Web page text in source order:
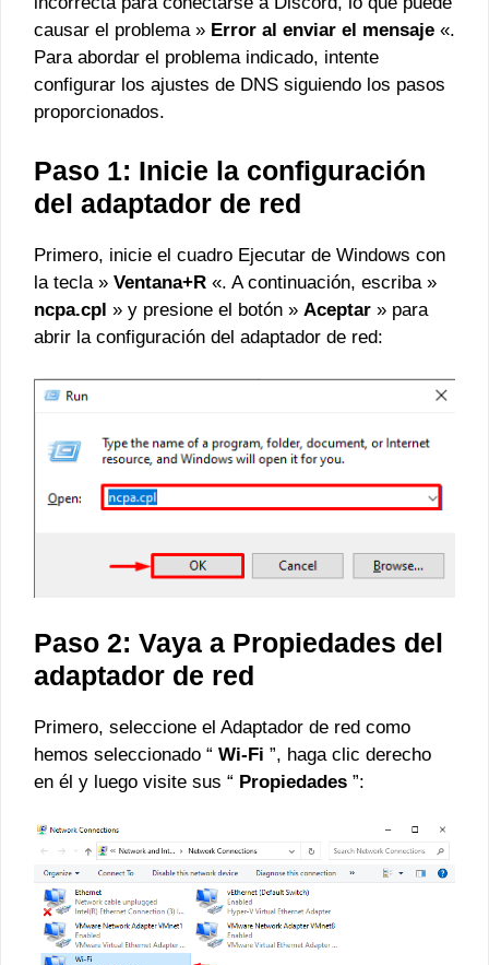
causar el problema » Error al enviar el mensaje «.
Para abordar el problema indicado, intente
configurar los ajustes de DNS siguiendo los pasos
proporcionados.
Paso 1: Inicie la configuración
del adaptador de red
Primero, inicie el cuadro Ejecutar de Windows con
la tecla » Ventana+R «. A continuación, escriba »
ncpa.cpl » y presione el botón » Aceptar » para
abrir la configuración del adaptador de red:
Paso 2: Vaya a Propiedades del
adaptador de red
Primero, seleccione el Adaptador de red como
hemos seleccionado “ Wi-Fi ”, haga clic derecho
en él y luego visite sus “ Propiedades ”: